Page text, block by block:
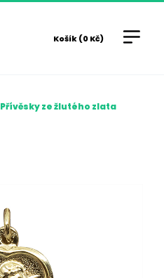
Košík (0 Kč)
Přívěsky ze žlutého zlata